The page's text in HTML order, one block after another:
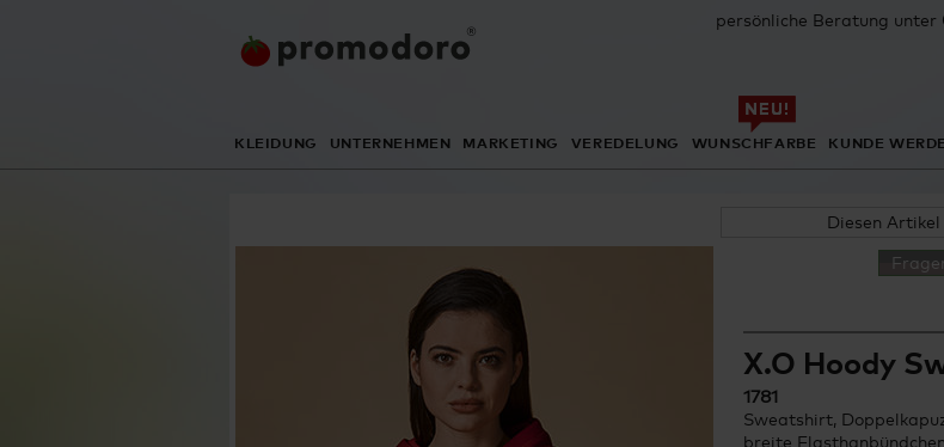
persönliche Beratung unter
KLEIDUNG UNTERNEHMEN MARKETING VEREDELUNG WUNSCHFARBE KUNDE
Diesen
X.O Hoody
1781
Sweatshirt,
breite